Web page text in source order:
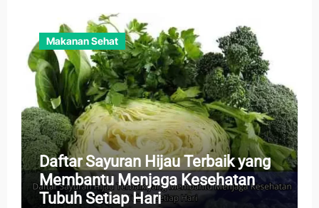
Makanan Sehat
Daftar Sayuran Hijau Terbaik yang
Membantu Menjaga Kesehatan
Tubuh Setiap Hari